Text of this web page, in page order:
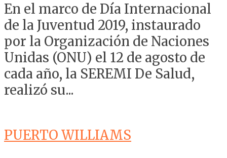
En el marco de Día Internacional
de la Juventud 2019, instaurado
por la Organización de Naciones
Unidas (ONU) el 12 de agosto de
cada año, la SEREMI De Salud,
realizó su...
PUERTO WILLIAMS